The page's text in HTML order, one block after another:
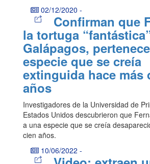
02/12/2020 -
Confirman que
la tortuga
Galápagos,
especie que se creía
extinguida hace más
años
Investigadores de la Universidad de
Estados Unidos descubrieron que
a una especie que se creía
cien años.
10/06/2022 -